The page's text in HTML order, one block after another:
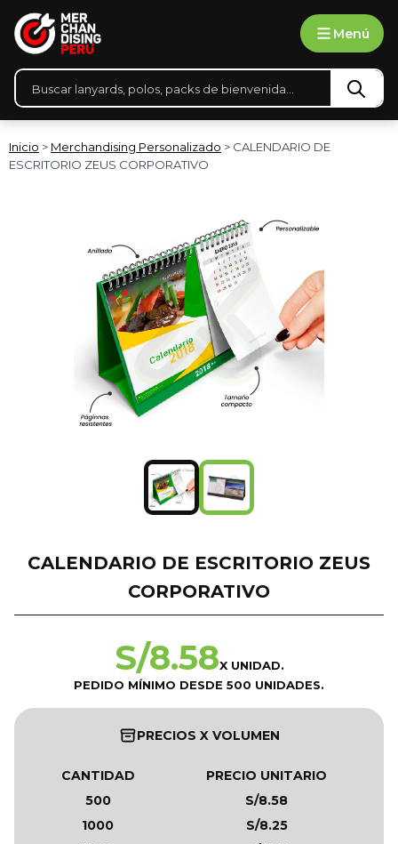
Menú
Búsqueda
Inicio > Merchandising Personalizado > CALENDARIO DE
ESCRITORIO ZEUS CORPORATIVO
CALENDARIO DE ESCRITORIO ZEUS
CORPORATIVO
S/8.58X UNIDAD.
PEDIDO MÍNIMO DESDE 500 UNIDADES.
PRECIOS X VOLUMEN
CANTIDAD
PRECIO UNITARIO
500
S/8.58
1000
S/8.25